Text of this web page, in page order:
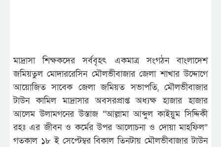
মাদ্রাসা শিক্ষকদের সর্ববৃহৎ একমাত্র সংগঠন বাংলাদেশ
জমিয়তুল মোদাররেসিন মৌলভীবাজার জেলা শাখার উদ্দোগে
আয়োজিত সাবেক জেলা জমিয়ত সভাপতি, মৌলভীবাজার
টাউন কামিল মাদ্রাসার অবসরপ্রাপ্ত অধ্যক্ষ হাজার হাজার
আলেম উলামগনের উস্তাজ “আল্লামা আব্দুল কাইয়ুম সিদ্দিকী
রহঃ এর জীবন ও কর্মের উপর আলোচনা ও দোয়া মাহফিল”
গতকাল ১৮ ই সেপ্টেম্বর বিকাল তিনটায় মৌলভীবাজার টাউন